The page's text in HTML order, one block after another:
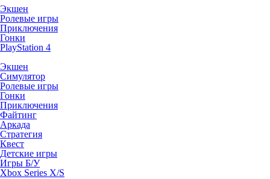
Экшен
Ролевые игры
Приключения
Гонки
PlayStation 4
Экшен
Симулятор
Ролевые игры
Гонки
Приключения
Файтинг
Аркада
Стратегия
Квест
Детские игры
Игры Б/У
Xbox Series X/S